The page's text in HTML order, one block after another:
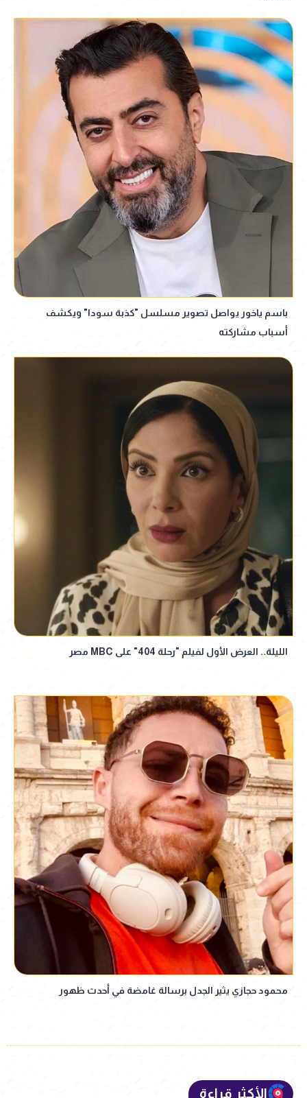
باسم ياخور يواصل تصوير مسلسل "كذبة سودا" ويكشف
أسباب مشاركته
الليلة.. العرض الأول لفيلم "رحلة 404" على MBC مصر
محمود حجازي يثير الجدل برسالة غامضة في أحدث ظهور
الأكثر قراءة